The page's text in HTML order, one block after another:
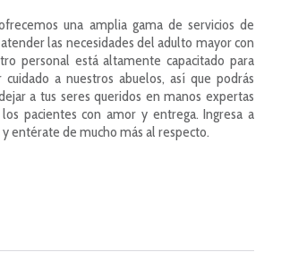
una amplia gama de servicios de
las necesidades del adulto mayor con
personal está altamente capacitado para
a nuestros abuelos, así que podrás
a tus seres queridos en manos expertas
pacientes con amor y entrega. Ingresa a
entérate de mucho más al respecto.